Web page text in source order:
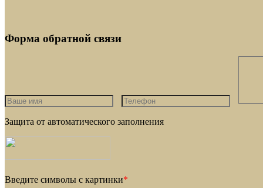
Форма обратной связи
Защита от автоматического заполнения
Введите символы с картинки*